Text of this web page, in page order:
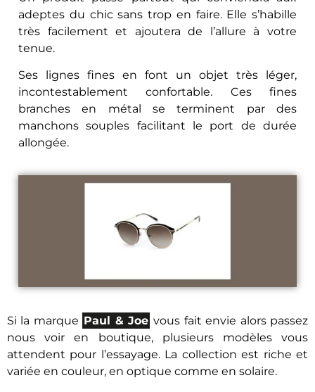
adeptes du chic sans trop en faire. Elle s’habille
très facilement et ajoutera de l’allure à votre
tenue.
Ses lignes fines en font un objet très léger,
incontestablement confortable. Ces fines
branches en métal se terminent par des
manchons souples facilitant le port de durée
allongée.
Si la marque Paul & Joe vous fait envie alors passez
nous voir en boutique, plusieurs modèles vous
attendent pour l’essayage. La collection est riche et
variée en couleur, en optique comme en solaire.